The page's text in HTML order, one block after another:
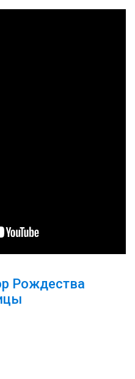
Рождества